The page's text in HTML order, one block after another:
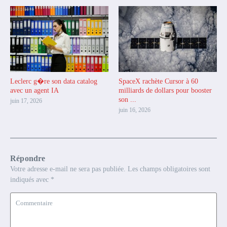
Leclerc g�re son data catalog
avec un agent IA
juin 17, 2026
SpaceX rachète Cursor à 60
milliards de dollars pour booster
son ...
juin 16, 2026
Répondre
Votre adresse e-mail ne sera pas publiée. Les champs obligatoires sont
indiqués avec *